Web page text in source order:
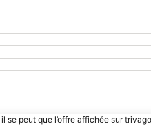
se peut que l’offre affichée sur